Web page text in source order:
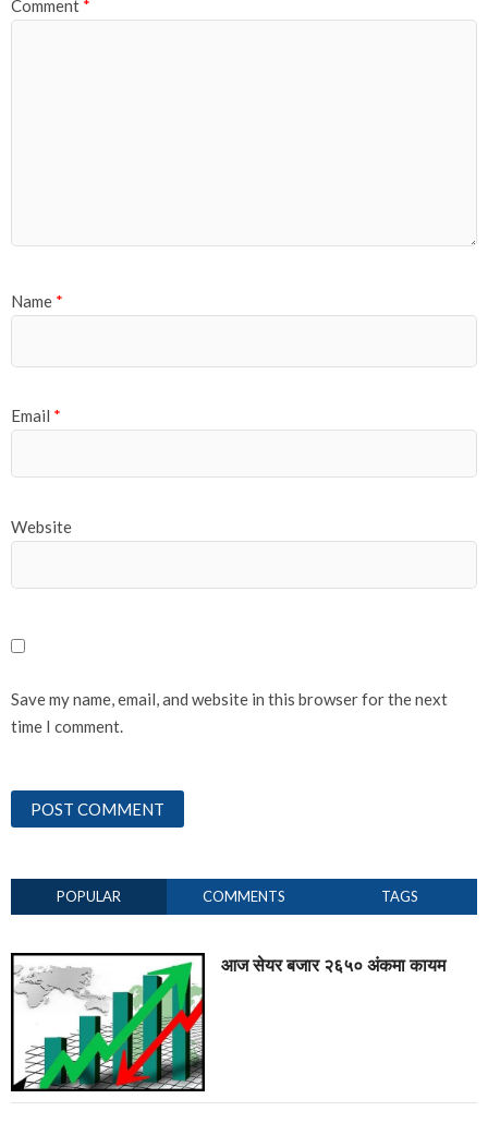
Comment *
Name *
Email *
Website
Save my name, email, and website in this browser for the next
time I comment.
POPULAR COMMENTS TAGS
आज सेयर बजार २६५० अंकमा कायम